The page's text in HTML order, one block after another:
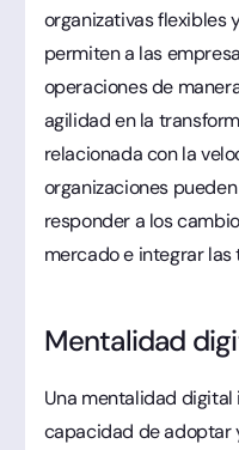
organizativas flexibles
permiten a las
operaciones de
agilidad en la
relacionada con la
organizaciones
responder a los
mercado e integrar
Mentalidad
Una mentalidad
capacidad de adoptar